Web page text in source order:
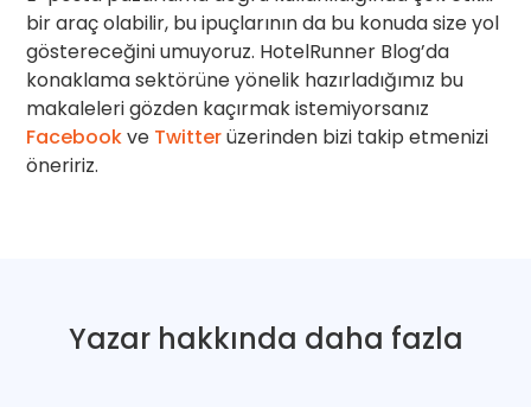
bir araç olabilir, bu ipuçlarının da bu konuda size yol
göstereceğini umuyoruz. HotelRunner Blog’da
konaklama sektörüne yönelik hazırladığımız bu
makaleleri gözden kaçırmak istemiyorsanız
Facebookve Twitterüzerinden bizi takip etmenizi
öneririz.
Yazar hakkında daha fazla